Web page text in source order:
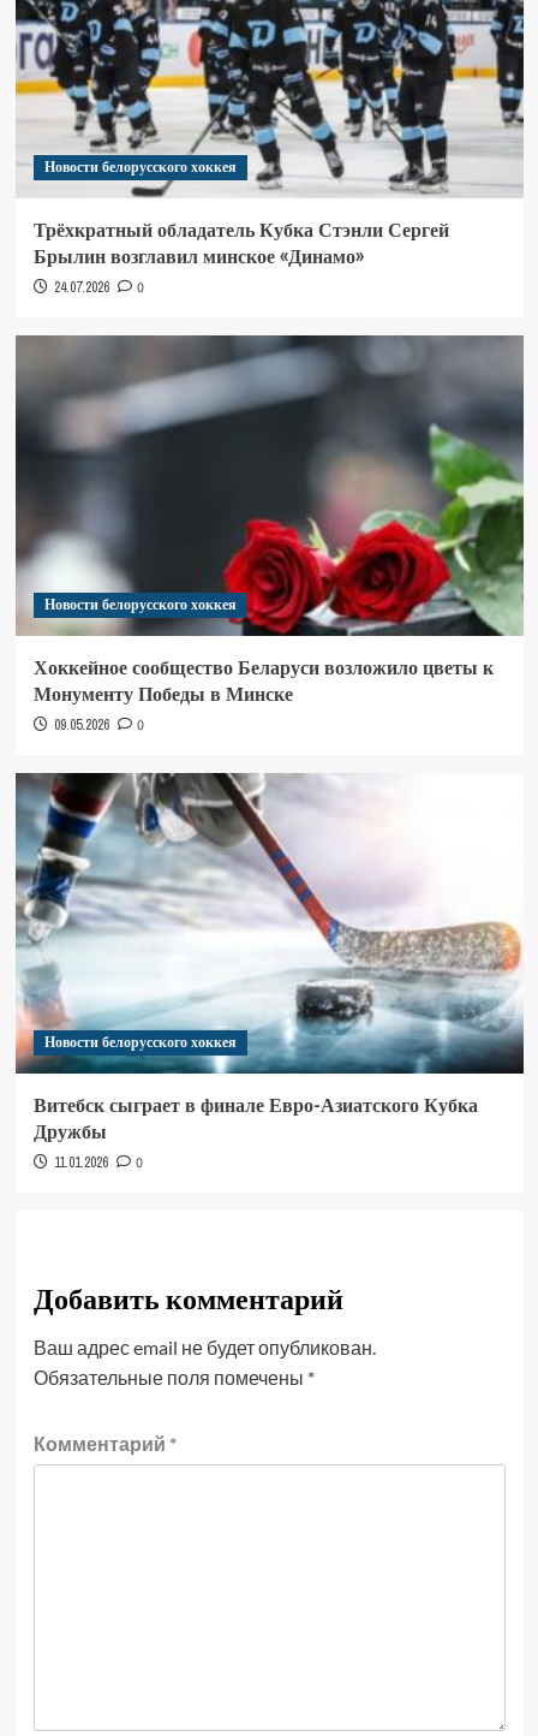
Новости белорусского хоккея
Трёхкратный обладатель Кубка Стэнли Сергей
Брылин возглавил минское «Динамо»
24.07.2026 0
Новости белорусского хоккея
Хоккейное сообщество Беларуси возложило цветы к
Монументу Победы в Минске
09.05.2026 0
Новости белорусского хоккея
Витебск сыграет в финале Евро-Азиатского Кубка
Дружбы
11.01.2026 0
Добавить комментарий
Ваш адрес email не будет опубликован.
Обязательные поля помечены *
Комментарий *